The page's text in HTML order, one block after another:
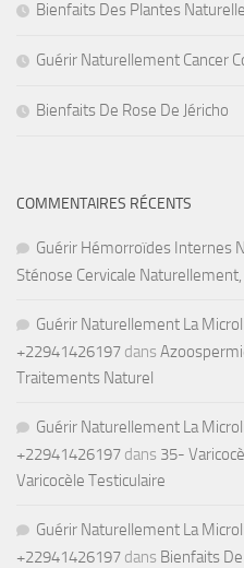
Bienfaits Des Plantes
Guérir Naturellement Cancer
Bienfaits De Rose De Jéricho
COMMENTAIRES RÉCENTS
Guérir Hémorroïdes Internes
Sténose Cervicale
Guérir Naturellement La
+22941426197 dans
Traitements Naturel
Guérir Naturellement La
+22941426197 dans 35-
Varicocèle Testiculaire
Guérir Naturellement La
+22941426197 dans Bienfaits